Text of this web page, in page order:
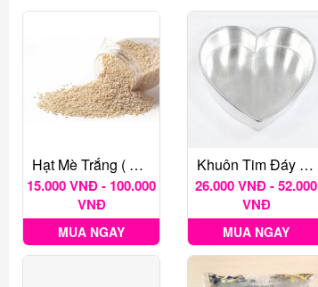
Hạt Mè Trắng ( Chưa Rang)
15.000 VNĐ - 100.000
VNĐ
MUA NGAY
Khuôn Tim Đáy Liền
26.000 VNĐ - 52.000
VNĐ
MUA NGAY